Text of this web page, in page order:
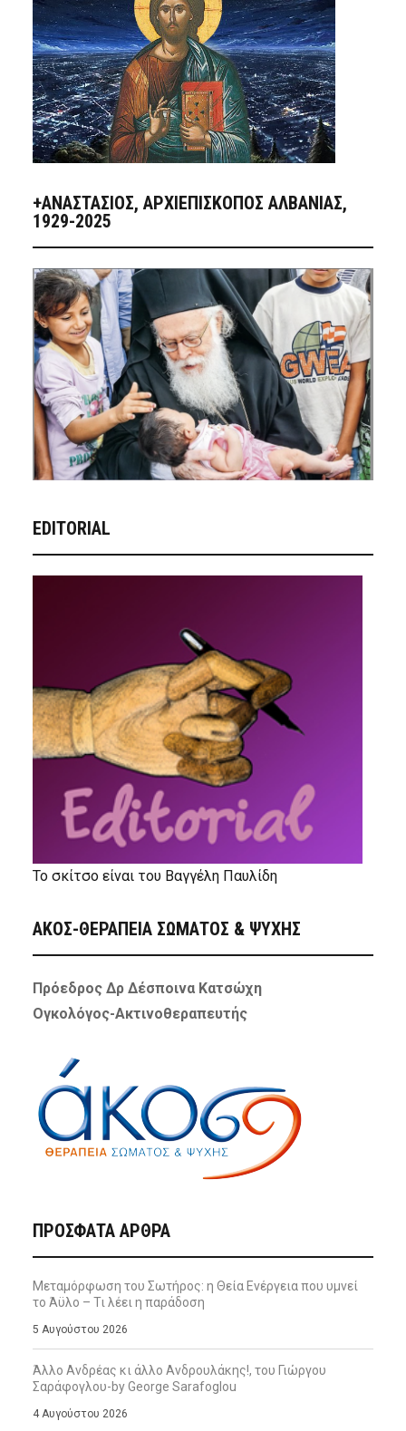
+ΑΝΑΣΤΆΣΙΟΣ, ΑΡΧΙΕΠΊΣΚΟΠΟΣ ΑΛΒΑΝΊΑΣ,
1929-2025
EDITORIAL
Το σκίτσο είναι του Βαγγέλη Παυλίδη
ΑΚΟΣ-ΘΕΡΑΠΕΙΑ ΣΩΜΑΤΟΣ & ΨΥΧΗΣ
Πρόεδρος Δρ Δέσποινα Κατσώχη
Ογκολόγος-Ακτινοθεραπευτής
ΠΡΌΣΦΑΤΑ ΆΡΘΡΑ
Μεταμόρφωση του Σωτήρος: η Θεία Ενέργεια που υμνεί
το Άϋλο – Τι λέει η παράδοση
5 Αυγούστου 2026
Άλλο Ανδρέας κι άλλο Ανδρουλάκης!, του Γιώργου
Σαράφογλου-by George Sarafoglou
4 Αυγούστου 2026